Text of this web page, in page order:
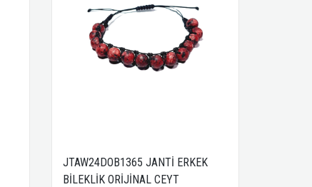
JTAW24DOB1365 JANTİ ERKEK
BİLEKLİK ORİJİNAL CEYT